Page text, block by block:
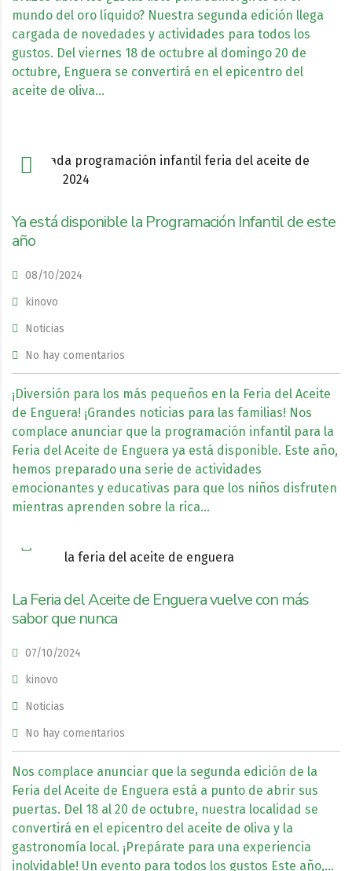
mundo del oro líquido? Nuestra segunda edición llega
cargada de novedades y actividades para todos los
gustos. Del viernes 18 de octubre al domingo 20 de
octubre, Enguera se convertirá en el epicentro del
aceite de oliva…
Ya está disponible la Programación Infantil de este
año
08/10/2024
kinovo
Noticias
No hay comentarios
¡Diversión para los más pequeños en la Feria del Aceite
de Enguera! ¡Grandes noticias para las familias! Nos
complace anunciar que la programación infantil para la
Feria del Aceite de Enguera ya está disponible. Este año,
hemos preparado una serie de actividades
emocionantes y educativas para que los niños disfruten
mientras aprenden sobre la rica...
La Feria del Aceite de Enguera vuelve con más
sabor que nunca
07/10/2024
kinovo
Noticias
No hay comentarios
Nos complace anunciar que la segunda edición de la
Feria del Aceite de Enguera está a punto de abrir sus
puertas. Del 18 al 20 de octubre, nuestra localidad se
convertirá en el epicentro del aceite de oliva y la
gastronomía local. ¡Prepárate para una experiencia
inolvidable! Un evento para todos los gustos Este año,…